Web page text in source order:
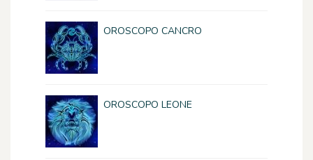
OROSCOPO CANCRO
OROSCOPO LEONE